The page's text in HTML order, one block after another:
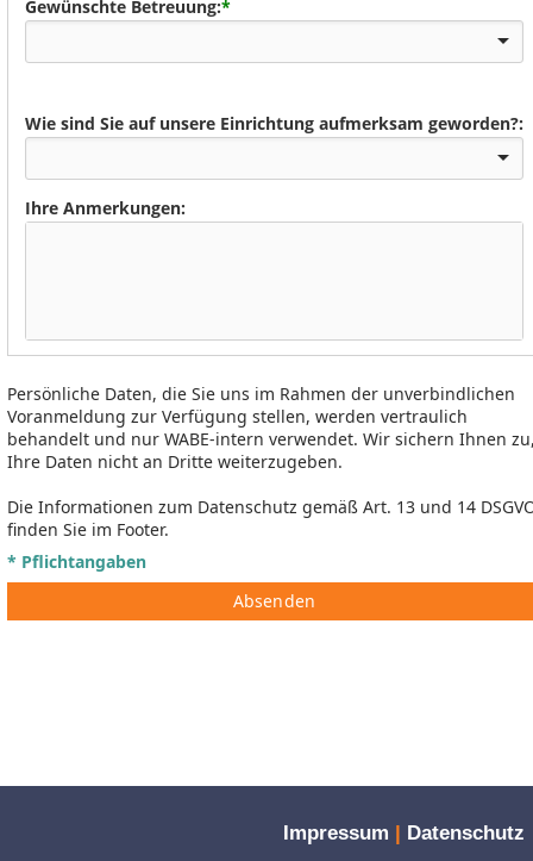
Gewünschte Betreuung:*
Wie sind Sie auf unsere Einrichtung aufmerksam geworden?:
Ihre Anmerkungen:
Persönliche Daten, die Sie uns im Rahmen der unverbindlichen
Voranmeldung zur Verfügung stellen, werden vertraulich
behandelt und nur WABE-intern verwendet. Wir sichern Ihnen
Ihre Daten nicht an Dritte weiterzugeben.
Die Informationen zum Datenschutz gemäß Art. 13 und 14
finden Sie im Footer.
* Pflichtangaben
Absenden
Impressum | Datenschutz